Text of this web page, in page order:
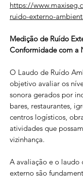
https://
ruido-externo-
Medição de Ruído
Conformidade com a
O Laudo de Ruído
objetivo avaliar os
sonora gerados por
bares, restaurantes,
centros logísticos,
atividades que
vizinhança.
A avaliação e o
externo são